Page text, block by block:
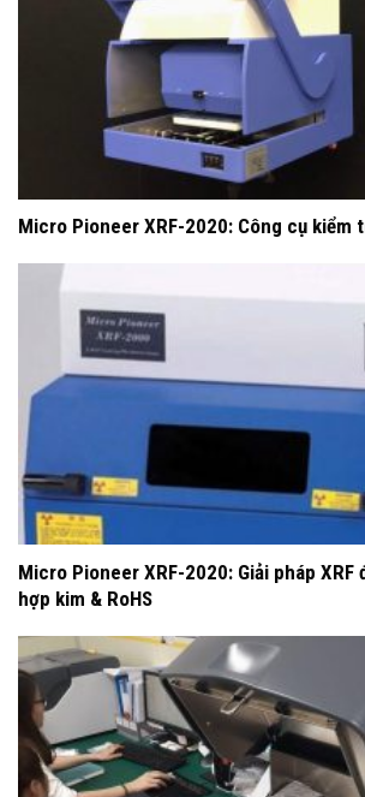
Micro Pioneer XRF-2020: Công cụ kiểm
Micro Pioneer XRF-2020: Giải pháp XRF
hợp kim & RoHS